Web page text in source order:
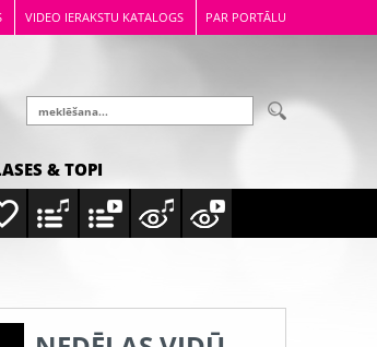
VIDEO IERAKSTU KATALOGS PAR PORTĀLU
& TOPI